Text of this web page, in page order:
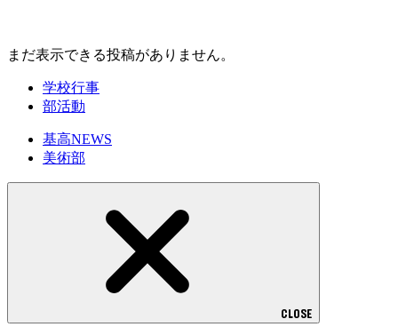
まだ表示できる投稿がありません。
学校行事
部活動
基高NEWS
美術部
CLOSE